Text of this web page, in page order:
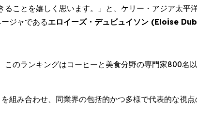
ることを嬉しく思います。」と、ケリー・アジア太
ジャであるエロイーズ・デュビュイソン (Eloise
のランキングはコーヒーと美食分野の専門家800名
組み合わせ、同業界の包括的かつ多様で代表的な視点